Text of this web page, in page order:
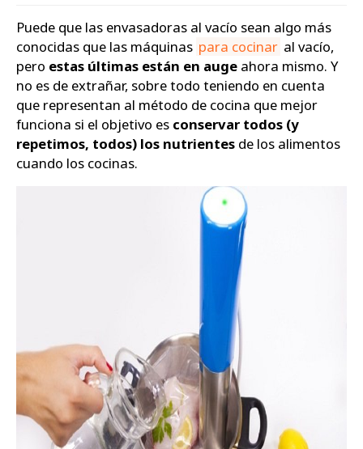
Puede que las envasadoras al vacío sean algo más
conocidas que las máquinas para cocinar al vacío,
pero estas últimas están en auge ahora mismo. Y
no es de extrañar, sobre todo teniendo en cuenta
que representan al método de cocina que mejor
funciona si el objetivo es conservar todos (y
repetimos, todos) los nutrientes de los alimentos
cuando los cocinas.